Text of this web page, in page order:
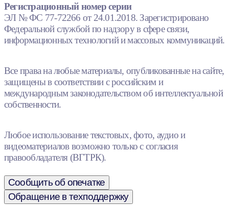
Регистрационный номер серии
ЭЛ № ФС 77-72266 от 24.01.2018. Зарегистрировано
Федеральной службой по надзору в сфере связи,
информационных технологий и массовых коммуникаций.
Все права на любые материалы, опубликованные на сайте,
защищены в соответствии с российским и
международным законодательством об интеллектуальной
собственности.
Любое использование текстовых, фото, аудио и
видеоматериалов возможно только с согласия
правообладателя (ВГТРК).
Сообщить об опечатке
Обращение в техподдержку